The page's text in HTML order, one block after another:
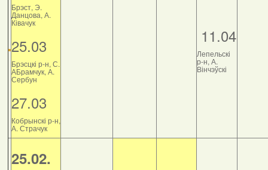
Брэст, Э.
Данцова, А.
Ківачук
25.03
Брэсцкі р-н, С.
АБрамчук, А.
Сербун
27.03
Кобрынскі р-н,
А. Страчук
11.04
Лепельскі
р-н, А.
Вінчэўскі
25.02.